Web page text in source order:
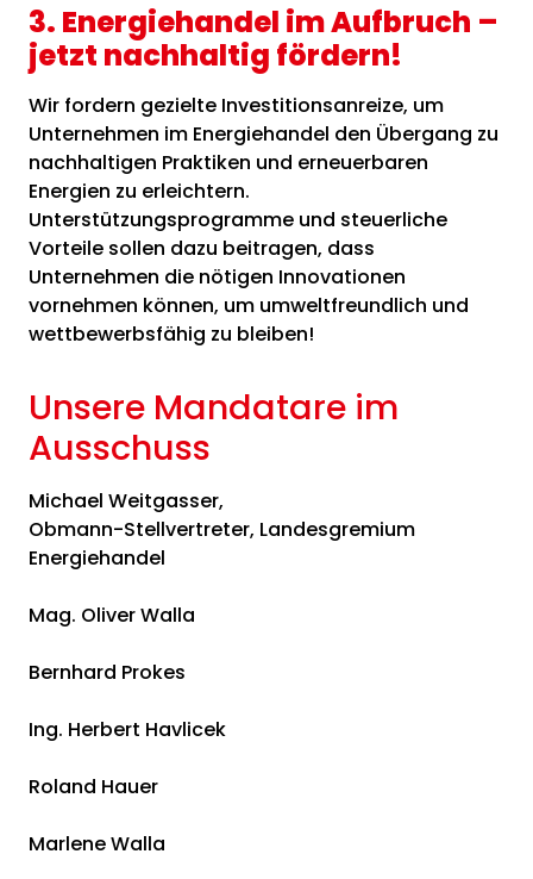
3. Energiehandel im Aufbruch –
jetzt nachhaltig fördern!
Wir fordern gezielte Investitionsanreize, um
Unternehmen im Energiehandel den Übergang zu
nachhaltigen Praktiken und erneuerbaren
Energien zu erleichtern.
Unterstützungsprogramme und steuerliche
Vorteile sollen dazu beitragen, dass
Unternehmen die nötigen Innovationen
vornehmen können, um umweltfreundlich und
wettbewerbsfähig zu bleiben!
Unsere Mandatare im
Ausschuss
Michael Weitgasser,
Obmann-Stellvertreter, Landesgremium
Energiehandel
Mag. Oliver Walla
Bernhard Prokes
Ing. Herbert Havlicek
Roland Hauer
Marlene Walla